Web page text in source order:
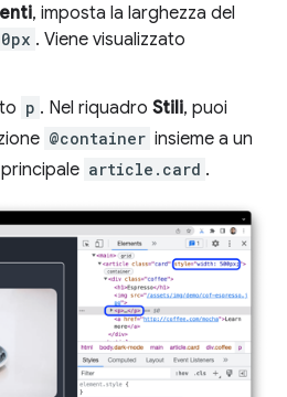
, imposta la larghezza del
. Viene visualizzato
p . Nel riquadro Stili, puoi
@container insieme a un
article.card .